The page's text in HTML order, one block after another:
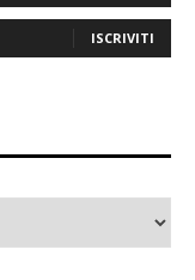
ISCRIVITI